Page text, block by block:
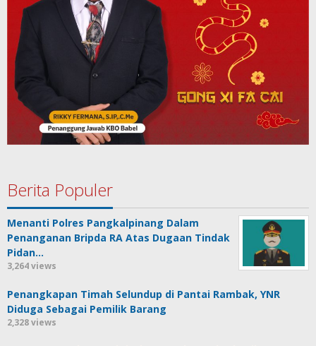
Berita Populer
Menanti Polres Pangkalpinang Dalam
Penanganan Bripda RA Atas Dugaan Tindak
Pidan…
3,264 views
Penangkapan Timah Selundup di Pantai Rambak, YNR
Diduga Sebagai Pemilik Barang
2,328 views